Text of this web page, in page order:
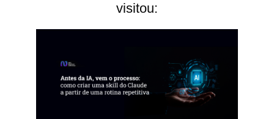
visitou: